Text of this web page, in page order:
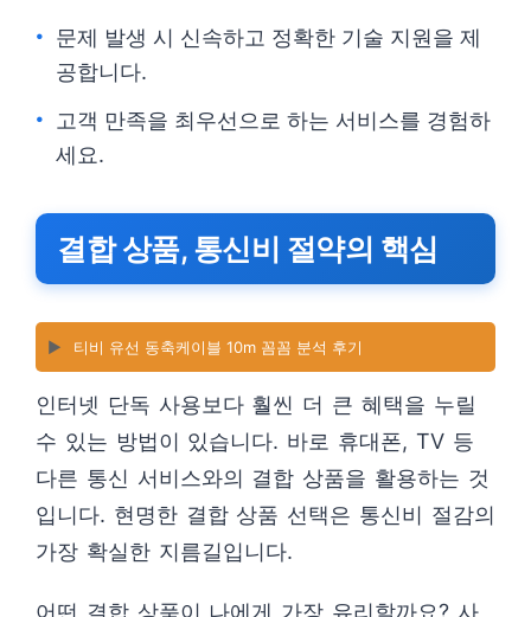
문제 발생 시 신속하고 정확한 기술 지원을 제
공합니다.
고객 만족을 최우선으로 하는 서비스를 경험하
세요.
결합 상품, 통신비 절약의 핵심
▶️ 티비 유선 동축케이블 10m 꼼꼼 분석 후기
인터넷 단독 사용보다 훨씬 더 큰 혜택을 누릴
수 있는 방법이 있습니다. 바로 휴대폰, TV 등
다른 통신 서비스와의 결합 상품을 활용하는 것
입니다. 현명한 결합 상품 선택은 통신비 절감의
가장 확실한 지름길입니다.
어떤 결합 상품이 나에게 가장 유리할까요? 사